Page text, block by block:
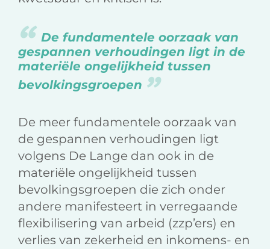
De fundamentele oorzaak van
gespannen verhoudingen ligt in de
materiële ongelijkheid tussen
bevolkingsgroepen
De meer fundamentele oorzaak van
de gespannen verhoudingen ligt
volgens De Lange dan ook in de
materiële ongelijkheid tussen
bevolkingsgroepen die zich onder
andere manifesteert in verregaande
flexibilisering van arbeid (zzp’ers) en
verlies van zekerheid en inkomens- en